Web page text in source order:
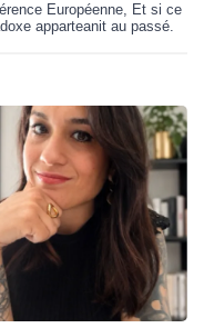
Européenne, Et si ce
apparteanit au passé.